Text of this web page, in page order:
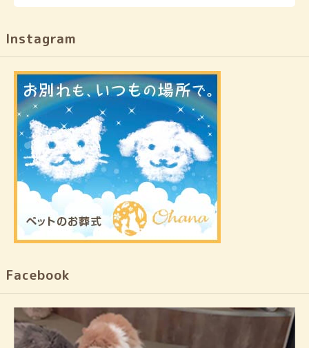
Instagram
Facebook